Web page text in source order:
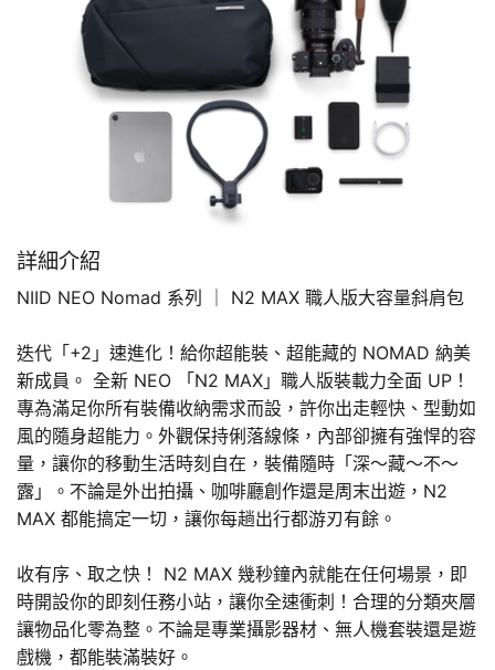
詳細介紹
NIID NEO Nomad 系列 ｜ N2 MAX 職人版大容量斜肩包
迭代「+2」速進化！給你超能裝、超能藏的 NOMAD 納美
新成員。 全新 NEO 「N2 MAX」職人版裝載力全面 UP！
專為滿足你所有裝備收納需求而設，許你出走輕快、型動如
風的隨身超能力。外觀保持俐落線條，內部卻擁有強悍的容
量，讓你的移動生活時刻自在，裝備隨時「深～藏～不～
露」。不論是外出拍攝、咖啡廳創作還是周末出遊，N2
MAX 都能搞定一切，讓你每趟出行都游刃有餘。
收有序、取之快！ N2 MAX 幾秒鐘內就能在任何場景，即
時開設你的即刻任務小站，讓你全速衝刺！合理的分類夾層
讓物品化零為整。不論是專業攝影器材、無人機套裝還是遊
戲機，都能裝滿裝好。